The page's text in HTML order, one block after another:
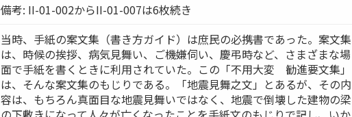
備考: II-01-002からII-01-007は6枚続き
当時、手紙の案文集（書き方ガイド）は庶民の必携書であった。案文集
は、時候の挨拶、病気見舞い、ご機嫌伺い、慶弔時など、さまざまな場
面で手紙を書くときに利用されていた。この「不用大変 勧進要文集」
は、そんな案文集のもじりである。「地震見舞之文」とあるが、その内
容は、もちろん真面目な地震見舞いではなく、地震で倒壊した建物の梁